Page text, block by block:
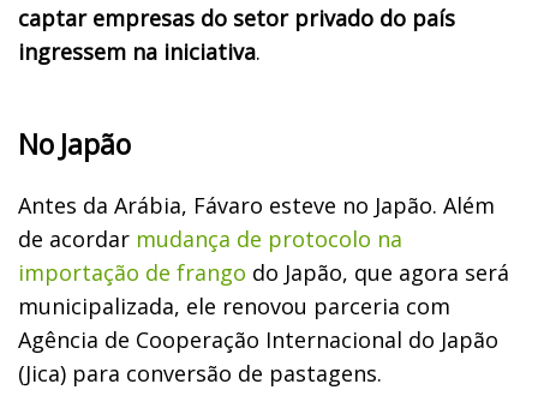
captar empresas do setor privado do país
ingressem na iniciativa.
No Japão
Antes da Arábia, Fávaro esteve no Japão. Além
de acordar mudança de protocolo na
importação de frango do Japão, que agora será
municipalizada, ele renovou parceria com
Agência de Cooperação Internacional do Japão
(Jica) para conversão de pastagens.